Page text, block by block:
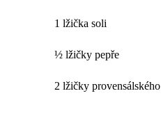
1 lžička soli
½ lžičky pepře
2 lžičky